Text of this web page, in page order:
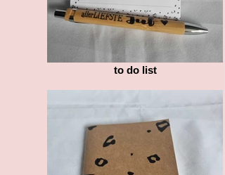
to do list